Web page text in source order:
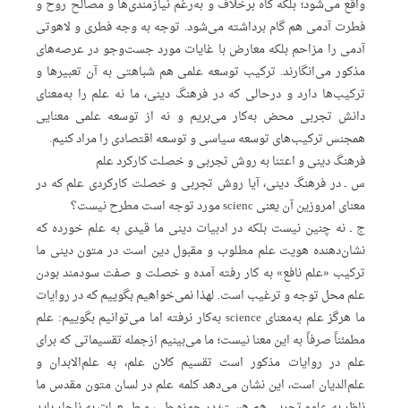
واقع می‌شود؛ بلکه گاه برخلاف و به‌رغم نیازمندی‌ها و مصالح روح و
فطرت آدمی هم گام برداشته می‌شود. توجه به وجه فطری و لاهوتی
آدمی را مزاحم بلکه معارض با غایات مورد جست‌وجو در عرصه‌های
مذکور می‌انگارند. ترکیب توسعه علمی هم شباهتی به آن تعبیرها و
ترکیب‌ها دارد و درحالی که در فرهنگ دینی، ما نه علم را به‌معنای
دانش تجربی محض به‌کار می‌بریم و نه از توسعه علمی معنایی
همجنس ترکیب‌های توسعه سیاسی و توسعه اقتصادی را مراد کنیم.
فرهنگ دینی و اعتنا به روش تجربی و خصلت کارکرد علم
س ـ در فرهنگ دینی، آیا روش تجربی و خصلت کارکردی علم که در
معنای امروزین آن یعنی scienc مورد توجه است مطرح نیست؟
ج ـ نه چنین نیست بلکه در ادبیات دینی ما قیدی به علم خورده که
نشان‌دهنده هویت علم مطلوب و مقبول دین است در متون دینی ما
ترکیب «علم نافع» به کار رفته آمده و خصلت و صفت سودمند بودن
علم محل توجه و ترغیب است. لهذا نمی‌خواهیم بگوییم که در روایات
ما هرگز علم به‌معنای science به‌کار نرفته اما می‌توانیم بگوییم: علم
مطمئناً صرفاً به این معنا نیست؛ ما می‌بینیم ازجمله تقسیماتی که برای
علم در روایات مذکور است تقسیم کلان علم، به علم‌الابدان و
علم‌الدیان است، این نشان می‌دهد کلمه علم در لسان متون مقدس ما